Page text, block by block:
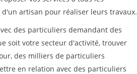
artisan pour réaliser leurs travaux.
des particuliers demandant des
soit votre secteur d'activité, trouver
des milliers de particuliers
en relation avec des particuliers